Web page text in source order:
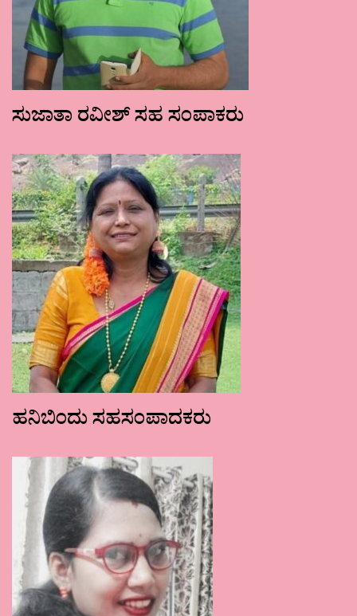
ಸುಜಾತಾ ರವೀಶ್ ಸಹ ಸಂಪಾಕರು
ಹನಿಬಿಂದು ಸಹಸಂಪಾದಕರು